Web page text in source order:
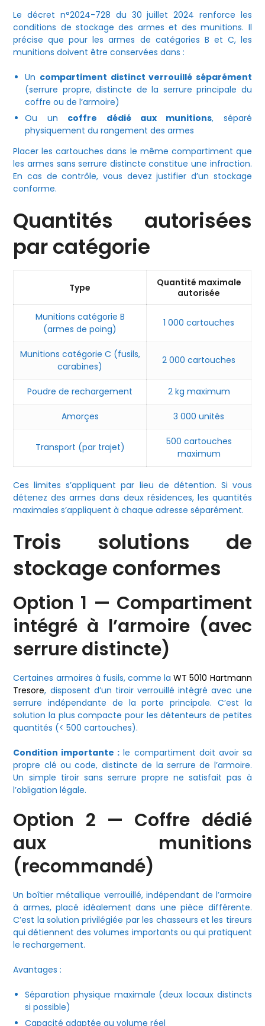
Le décret n°2024-728 du 30 juillet 2024 renforce les
conditions de stockage des armes et des munitions. Il
précise que pour les armes de catégories B et C, les
munitions doivent être conservées dans :
Un compartiment distinct verrouillé séparément
(serrure propre, distincte de la serrure principale du
coffre ou de l’armoire)
Ou un coffre dédié aux munitions, séparé
physiquement du rangement des armes
Placer les cartouches dans le même compartiment que
les armes sans serrure distincte constitue une infraction.
En cas de contrôle, vous devez justifier d’un stockage
conforme.
Quantités autorisées
par catégorie
Type
Quantité maximale
autorisée
Munitions catégorie B
(armes de poing)
1 000 cartouches
Munitions catégorie C (fusils,
carabines)
2 000 cartouches
Poudre de rechargement 2 kg maximum
Amorçes 3 000 unités
Transport (par trajet)
500 cartouches
maximum
Ces limites s’appliquent par lieu de détention. Si vous
détenez des armes dans deux résidences, les quantités
maximales s’appliquent à chaque adresse séparément.
Trois solutions de
stockage conformes
Option 1 — Compartiment
intégré à l’armoire (avec
serrure distincte)
Certaines armoires à fusils, comme laWT 5010 Hartmann
Tresore, disposent d’un tiroir verrouillé intégré avec une
serrure indépendante de la porte principale. C’est la
solution la plus compacte pour les détenteurs de petites
quantités (< 500 cartouches).
Condition importante : le compartiment doit avoir sa
propre clé ou code, distincte de la serrure de l’armoire.
Un simple tiroir sans serrure propre ne satisfait pas à
l’obligation légale.
Option 2 — Coffre dédié
aux munitions
(recommandé)
Un boîtier métallique verrouillé, indépendant de l’armoire
à armes, placé idéalement dans une pièce différente.
C’est la solution privilégiée par les chasseurs et les tireurs
qui détiennent des volumes importants ou qui pratiquent
le rechargement.
Avantages :
Séparation physique maximale (deux locaux distincts
si possible)
Capacité adaptée au volume réel